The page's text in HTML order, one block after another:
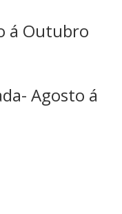
á Outubro
Agosto á